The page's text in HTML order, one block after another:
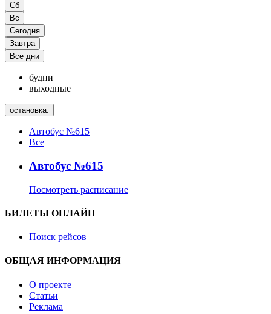
Сб
Вс
Сегодня
Завтра
Все дни
будни
выходные
остановка:
Автобус №615
Все
Автобус №615
Посмотреть расписание
БИЛЕТЫ ОНЛАЙН
Поиск рейсов
ОБЩАЯ ИНФОРМАЦИЯ
О проекте
Статьи
Реклама